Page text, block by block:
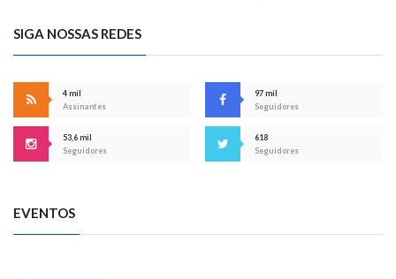
SIGA NOSSAS REDES
4 mil
Assinantes
97 mil
Seguidores
53,6 mil
Seguidores
618
Seguidores
EVENTOS